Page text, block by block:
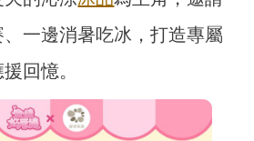
一邊消暑吃冰，打造專屬
回憶。